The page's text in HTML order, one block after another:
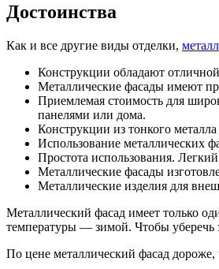
Достоинства
Как и все другие виды отделки,
Конструкции обладают
Металлические фасады имеют
Приемлемая стоимость для
панелями или дома.
Конструкции из тонкого
Использование металлических
Простота использования.
Металлические фасады
Металлические изделия для
Металлический фасад имеет только
температуры — зимой. Чтобы уберечь
По цене металлический фасад